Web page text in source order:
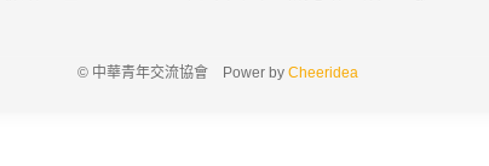
© 中華青年交流協會 Power by Cheeridea